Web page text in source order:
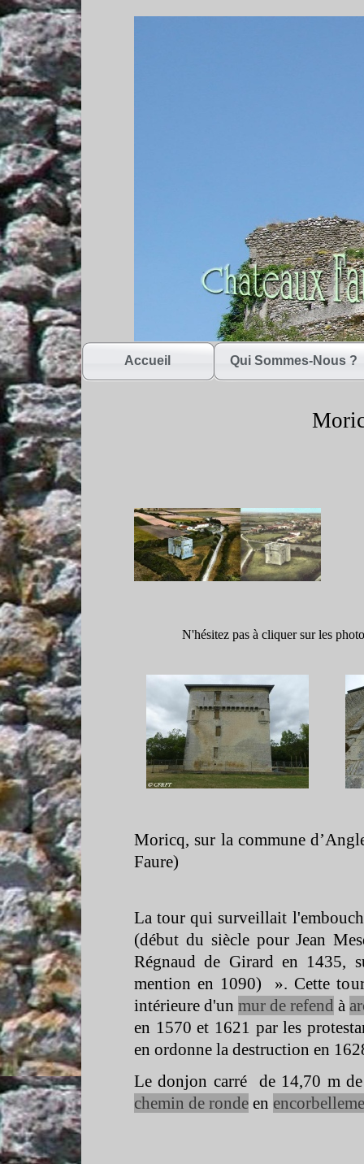
Accueil Qui Sommes-Nous ?
N'hésitez pas à cliquer sur les
Moricq, sur la commune
Faure)
La tour qui surveillait
(début du siècle pour Jean
Régnaud de Girard en 1435,
mention en 1090) ». Cette
intérieure d'un mur de refend à
en 1570 et 1621 par les
en ordonne la destruction en
Le donjon carré de 14,70 m de
chemin de ronde en